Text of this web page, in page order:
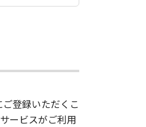
登録いただくこ
ービスがご利用